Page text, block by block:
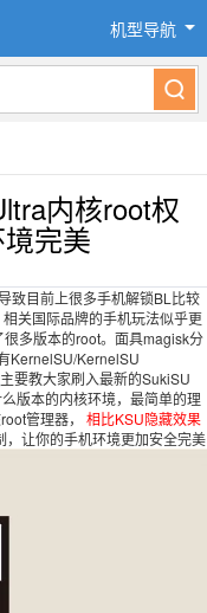
机型导航
内核root权
完美
致目前上很多手机解锁BL比较
关国际品牌的手机玩法似乎更
多版本的root。面具magisk分
KernelSU/KernelSU
主要教大家刷入最新的SukiSU
版本的内核环境，最简单的理
管理器， 相比KSU隐藏效果
，让你的手机环境更加安全完美